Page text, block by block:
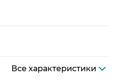
Все характеристики